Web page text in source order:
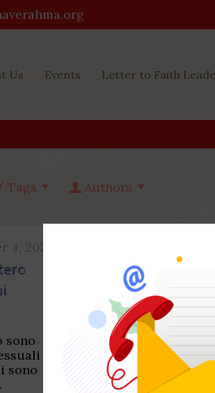
Us Events Letter to Faith
Tags Authors
4, 2022
sono
sono